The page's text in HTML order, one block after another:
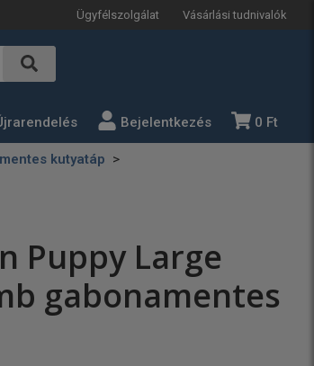
Ügyfélszolgálat Vásárlási tudnivalók
Bejelentkezés 0 Ft
kutyatáp
Puppy Large
gabonamentes